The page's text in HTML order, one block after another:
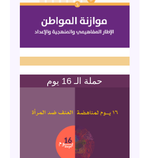
حملة الـ 16 يوم